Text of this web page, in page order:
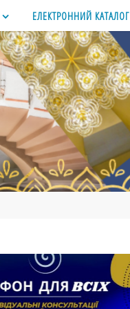
ЕЛЕКТРОННИЙ КАТАЛОГ